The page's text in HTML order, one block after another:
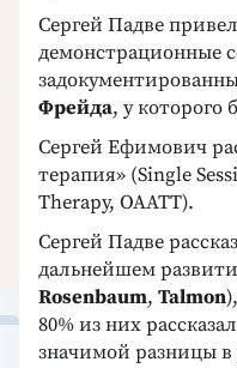
Сергей Падве
демонстрационные
Фрейда, у которого
Сергей Ефимович
терапия» (Single
Therapy, OAATT).
Сергей Падве
дальнейшем
Rosenbaum, Talmon
80% из них
значимой разницы в